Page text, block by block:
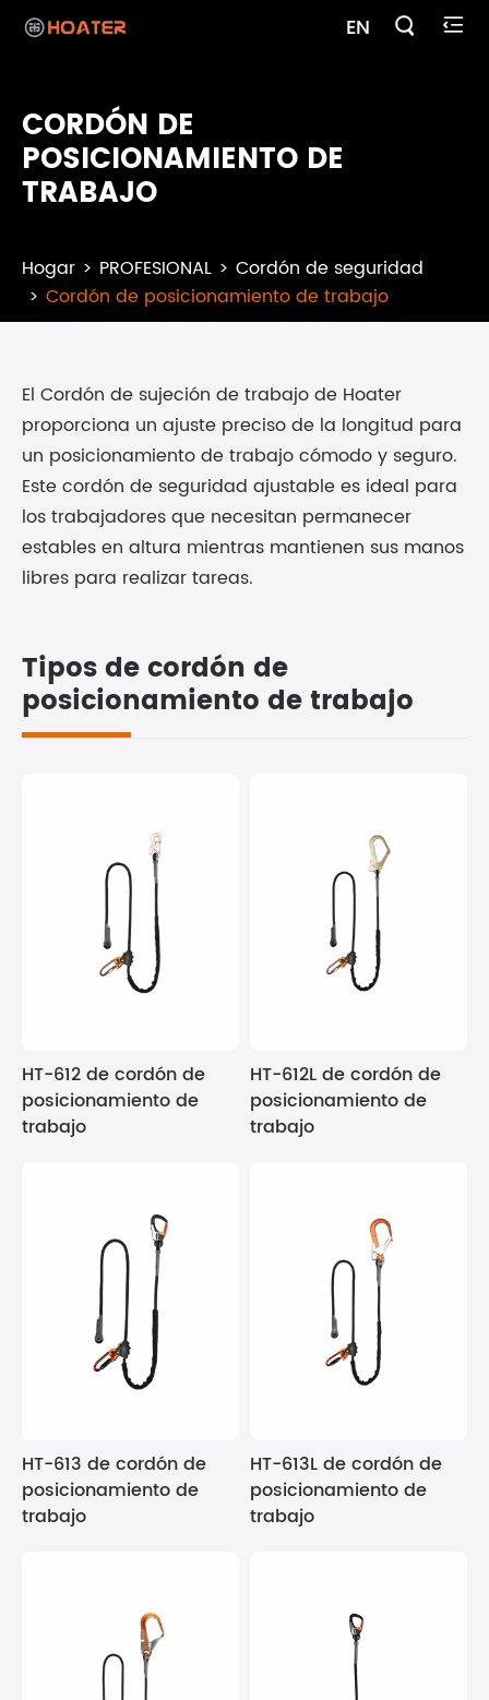
EN  
CORDÓN DE
POSICIONAMIENTO DE
TRABAJO
Hogar PROFESIONAL
Cordón de seguridad
Cordón de posicionamiento de trabajo
El Cordón de sujeción de trabajo de Hoater
proporciona un ajuste preciso de la longitud para
un posicionamiento de trabajo cómodo y seguro.
Este cordón de seguridad ajustable es ideal para
los trabajadores que necesitan permanecer
estables en altura mientras mantienen sus manos
libres para realizar tareas.
Tipos de cordón de
posicionamiento de trabajo
HT-612 de cordón de
posicionamiento de
trabajo
HT-612L de cordón de
posicionamiento de
trabajo
HT-613 de cordón de
posicionamiento de
trabajo
HT-613L de cordón de
posicionamiento de
trabajo